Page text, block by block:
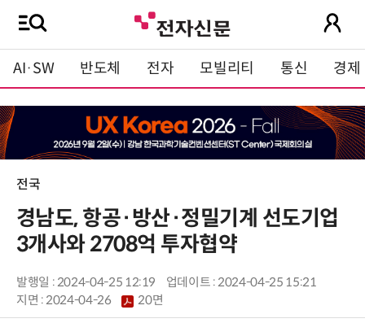
AI·SW 반도체 전자 모빌리티 통신 경제
전국
경남도, 항공·방산·정밀기계 선도기업
3개사와 2708억 투자협약
발행일 : 2024-04-25 12:19
업데이트 : 2024-04-25 15:21
지면 :2024-04-26 20면